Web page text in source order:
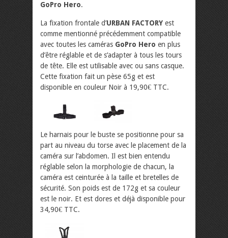
GoPro Hero.
La fixation frontale d’URBAN FACTORY est
comme mentionné précédemment compatible
avec toutes les caméras GoPro Hero en plus
d’être réglable et de s’adapter à tous les tours
de tête. Elle est utilisable avec ou sans casque.
Cette fixation fait un pèse 65g et est
disponible en couleur Noir à 19,90€ TTC.
Le harnais pour le buste se positionne pour sa
part au niveau du torse avec le placement de la
caméra sur l’abdomen. Il est bien entendu
réglable selon la morphologie de chacun, la
caméra est ceinturée à la taille et bretelles de
sécurité. Son poids est de 172g et sa couleur
est le noir. Et est dores et déjà disponible pour
34,90€ TTC.